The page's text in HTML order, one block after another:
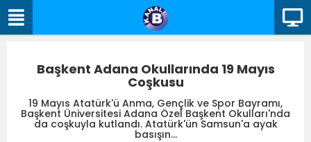
Başkent Adana Okullarında 19 Mayıs
Coşkusu
19 Mayıs Atatürk'ü Anma, Gençlik ve Spor Bayramı,
Başkent Üniversitesi Adana Özel Başkent Okulları'nda
da coşkuyla kutlandı. Atatürk'ün Samsun'a ayak
basışın...